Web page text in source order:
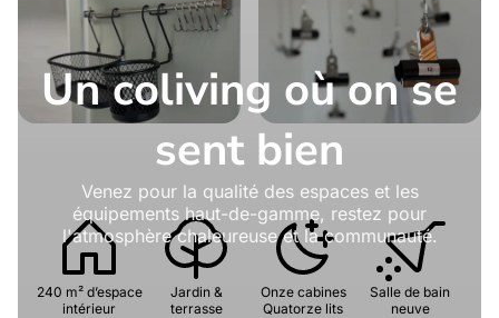
Un coliving où on se
sent bien
Venez pour la qualité des espaces et les
équipements haut-de-gamme, restez pour
l'atmosphère chaleureuse et la communauté.
240 m² d’espace
intérieur
Jardin &
terrasse
Onze cabines
Quatorze lits
Salle de bain
neuve